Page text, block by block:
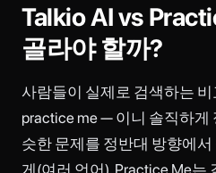
Talkio AI vs
골라야 할까?
사람들이 실제로 검색하는
practice me — 이니 솔직하게
슷한 문제를 정반대 방향에서
게(여러 언어), Practice Me는